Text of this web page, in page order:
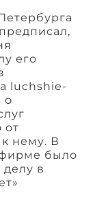
его
luchshie-
о
от
нему. В
было
делу в